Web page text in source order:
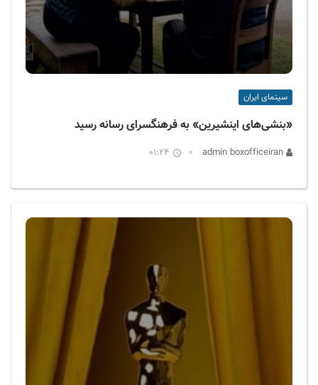
سینمای ایران
«بنشی‌های اینشیرین» به فرهنگسرای رسانه رسید
01:24